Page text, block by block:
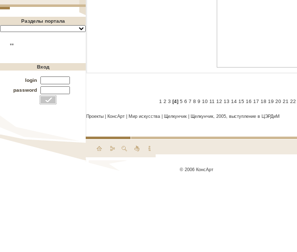
Разделы портала
**
1 2 3 [4] 5 6 7 8 9 10 11 12 13 14 15 16 17 18 19 20 21 22
Проекты КонсАрт Мир искусства Щелкунчик Щелкунчик, 2005, выступление в ЦЭРДиМ
Вход
login
password
© 2006 КонсАрт